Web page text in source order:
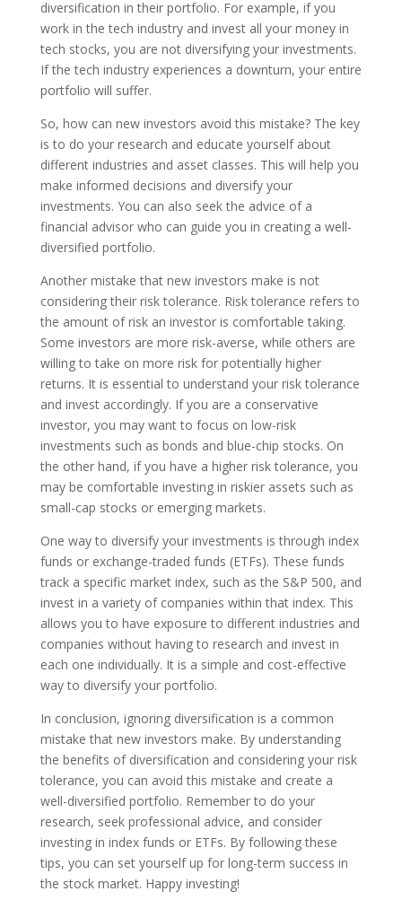
diversification in their portfolio. For example, if you
work in the tech industry and invest all your money in
tech stocks, you are not diversifying your investments.
If the tech industry experiences a downturn, your entire
portfolio will suffer.
So, how can new investors avoid this mistake? The key
is to do your research and educate yourself about
different industries and asset classes. This will help you
make informed decisions and diversify your
investments. You can also seek the advice of a
financial advisor who can guide you in creating a well-
diversified portfolio.
Another mistake that new investors make is not
considering their risk tolerance. Risk tolerance refers to
the amount of risk an investor is comfortable taking.
Some investors are more risk-averse, while others are
willing to take on more risk for potentially higher
returns. It is essential to understand your risk tolerance
and invest accordingly. If you are a conservative
investor, you may want to focus on low-risk
investments such as bonds and blue-chip stocks. On
the other hand, if you have a higher risk tolerance, you
may be comfortable investing in riskier assets such as
small-cap stocks or emerging markets.
One way to diversify your investments is through index
funds or exchange-traded funds (ETFs). These funds
track a specific market index, such as the S&P 500, and
invest in a variety of companies within that index. This
allows you to have exposure to different industries and
companies without having to research and invest in
each one individually. It is a simple and cost-effective
way to diversify your portfolio.
In conclusion, ignoring diversification is a common
mistake that new investors make. By understanding
the benefits of diversification and considering your risk
tolerance, you can avoid this mistake and create a
well-diversified portfolio. Remember to do your
research, seek professional advice, and consider
investing in index funds or ETFs. By following these
tips, you can set yourself up for long-term success in
the stock market. Happy investing!